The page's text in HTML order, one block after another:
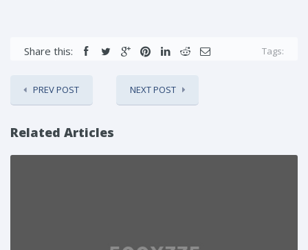
Share this: Tags:
PREV POST NEXT POST
Related Articles